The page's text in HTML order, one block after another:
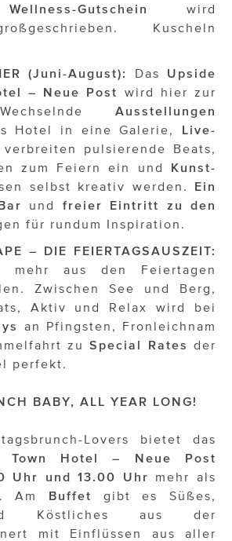
Gutschein
wird
Kuscheln
(Juni-August):
Das Upside
– Neue Post
wird hier zur
Ausstellungen
Hotel in eine Galerie, Live-
verbreiten pulsierende Beats,
zum Feiern ein und Kunst-
selbst kreativ werden. Ein
und freier Eintritt zu den
für rundum Inspiration.
– DIE FEIERTAGSAUSZEIT:
aus den Feiertagen
Zwischen See und Berg,
Aktiv und Relax wird bei
an Pfingsten, Fronleichnam
zuSpecial Rates der
perfekt.
BABY, ALL YEAR LONG!
Lovers bietet das
Town Hotel – Neue Post
Uhr und 13.00 Uhr
mehr als
Am Buffet
gibt es Süßes,
Köstliches aus der
mit Einflüssen aus aller